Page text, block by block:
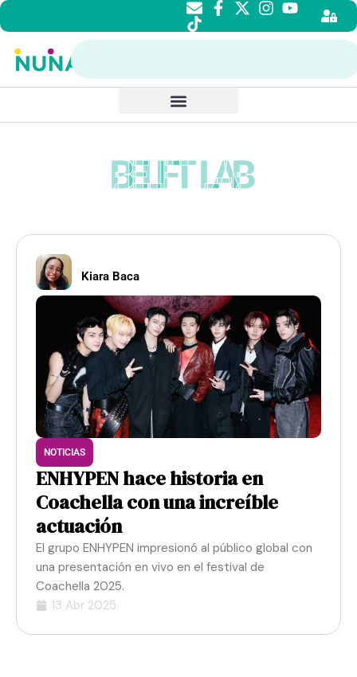
BELIFT LAB
Kiara Baca
NOTICIAS
ENHYPEN hace historia en
Coachella con una increíble
actuación
El grupo ENHYPEN impresionó al público global con
una presentación en vivo en el festival de
Coachella 2025.
13 Abr 2025